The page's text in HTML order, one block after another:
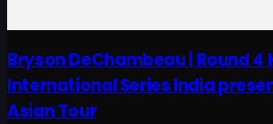
Bryson DeChambeau | Round 4
International Series India
Asian Tour